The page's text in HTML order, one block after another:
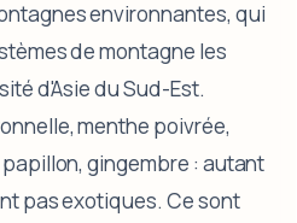
environnantes, qui
de montagne les
d'Asie du Sud-Est.
menthe poivrée,
gingembre : autant
pas exotiques. Ce sont